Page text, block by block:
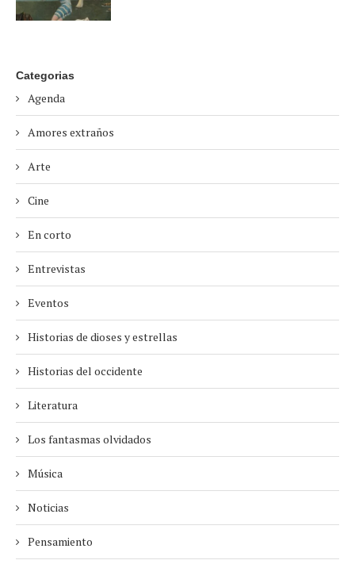
Categorias
Agenda
Amores extraños
Arte
Cine
En corto
Entrevistas
Eventos
Historias de dioses y estrellas
Historias del occidente
Literatura
Los fantasmas olvidados
Música
Noticias
Pensamiento